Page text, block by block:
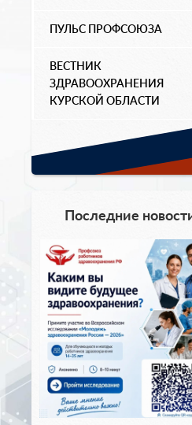
ПУЛЬС ПРОФСОЮЗА
ВЕСТНИК
ЗДРАВООХРАНЕНИЯ
КУРСКОЙ ОБЛАСТИ
Последние